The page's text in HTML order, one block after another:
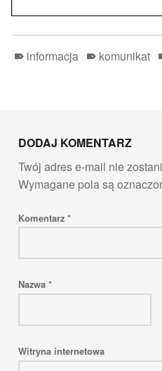
informacja komunikat
DODAJ KOMENTARZ
Twój adres e-mail nie
Wymagane pola są
Komentarz *
Nazwa *
Witryna internetowa